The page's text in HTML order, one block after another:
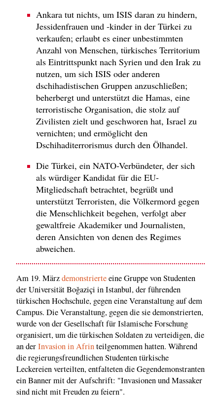
Ankara tut nichts, um ISIS daran zu hindern,
Jessidenfrauen und -kinder in der Türkei zu
verkaufen; erlaubt es einer unbestimmten
Anzahl von Menschen, türkisches Territorium
als Eintrittspunkt nach Syrien und den Irak zu
nutzen, um sich ISIS oder anderen
dschihadistischen Gruppen anzuschließen;
beherbergt und unterstützt die Hamas, eine
terroristische Organisation, die stolz auf
Zivilisten zielt und geschworen hat, Israel zu
vernichten; und ermöglicht den
Dschihaditerrorismus durch den Ölhandel.
Die Türkei, ein NATO-Verbündeter, der sich
als würdiger Kandidat für die EU-
Mitgliedschaft betrachtet, begrüßt und
unterstützt Terroristen, die Völkermord gegen
die Menschlichkeit begehen, verfolgt aber
gewaltfreie Akademiker und Journalisten,
deren Ansichten von denen des Regimes
abweichen.
Am 19. Märzdemonstrierteeine Gruppe von Studenten
der Universität Boğaziçi in Istanbul, der führenden
türkischen Hochschule, gegen eine Veranstaltung auf dem
Campus. Die Veranstaltung, gegen die sie demonstrierten,
wurde von der Gesellschaft für Islamische Forschung
organisiert, um die türkischen Soldaten zu verteidigen, die
an derInvasion in Afrinteilgenommen hatten. Während
die regierungsfreundlichen Studenten türkische
Leckereien verteilten, entfalteten die Gegendemonstranten
ein Banner mit der Aufschrift: "Invasionen und Massaker
sind nicht mit Freuden zu feiern".